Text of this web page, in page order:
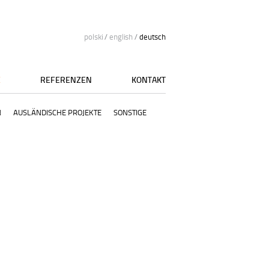
AUSLÄNDISCHE PROJEKTE SONSTIGE
REFERENZEN KONTAKT
polski/english/deutsch